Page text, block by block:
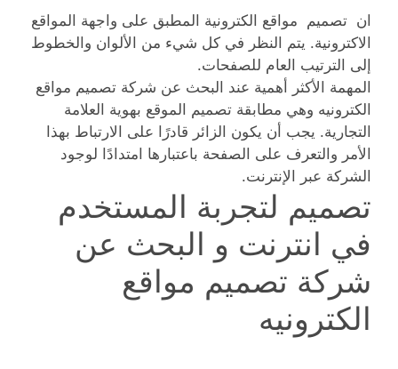
ان تصميم مواقع الكترونية المطبق على واجهة المواقع
الاكترونية. يتم النظر في كل شيء من الألوان والخطوط
إلى الترتيب العام للصفحات.
المهمة الأكثر أهمية عند البحث عن شركة تصميم مواقع
الكترونيه وهي مطابقة تصميم الموقع بهوية العلامة
التجارية. يجب أن يكون الزائر قادرًا على الارتباط بهذا
الأمر والتعرف على الصفحة باعتبارها امتدادًا لوجود
الشركة عبر الإنترنت.
تصميم لتجربة المستخدم
في انترنت و البحث عن
شركة تصميم مواقع
الكترونيه